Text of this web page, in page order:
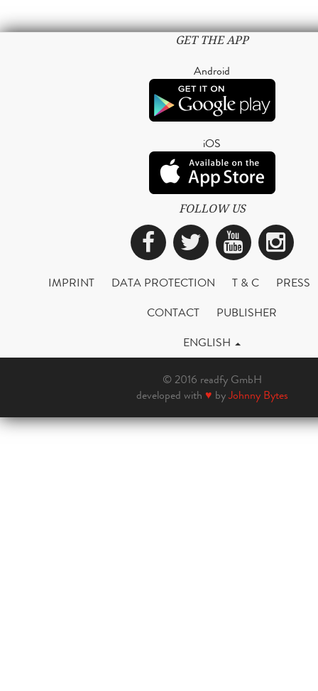
GET THE APP
Android
iOS
FOLLOW US
Facebook
Twitter
IMPRINT DATA PROTECTION T & C
PRESS
CONTACT
PUBLISHER
ENGLISH
© 2016 readfy GmbH
developed with ♥ byJohnny Bytes